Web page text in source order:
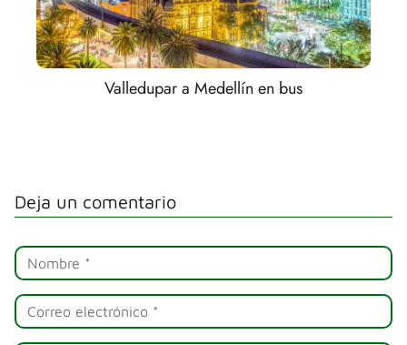
Valledupar a Medellín en bus
Deja un comentario